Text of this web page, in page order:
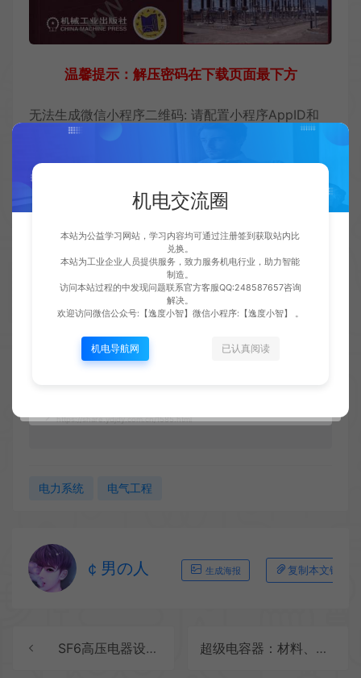
温馨提示：解压密码在下载页面最下方
无法生成微信小程序二维码: 请配置小程序AppID和
AppSecret
1.本站仅提供学习交流平台，资料图纸视频均为会员上传，如有侵权请客服
2.本站分享链接失效或商品有误的，可联系客服反馈，确认属实赠送10云币
4.本站推广链接来自于京东、当当、拼多多等官网。购买及售后由第三方平
5.关注微信公众号【逸度小智】获取本站最新活动，客服唯一QQ：
2485876517。
https://share.ydjdy.com.cn/1585.html
电力系统 电气工程
￠男の人 生成海报 复制本文链接
SF6高压电器设计第4版 超级电容器：材料、系统及应用
机电交流圈
本站为公益学习网站，学习内容均可通过注册签到获取站内比
兑换。
本站为工业企业人员提供服务，致力服务机电行业，助力智能
制造。
访问本站过程的中发现问题联系官方客服QQ:248587657咨询
解决。
欢迎访问微信公众号:【逸度小智】微信小程序:【逸度小智】 。
机电导航网 已认真阅读